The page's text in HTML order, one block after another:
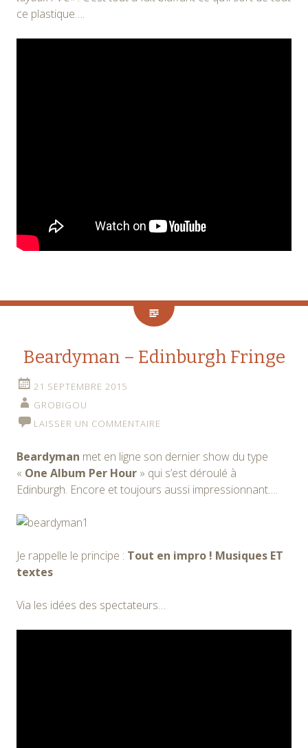
ce plastique….
Beardyman – Edinburgh Fringe
21 SEPTEMBRE 2015
GROBIGOU
LAISSER UN COMMENTAIRE
Beardyman met en ligne son dernier show du type
« One Album Per Hour » qui s’est déroulé à
Edinburgh. Encore et toujours aussi impressionnant….
Je rappelle le principe : Tout en impro ! Musiques ET
textes
Via les idées des spectateurs…